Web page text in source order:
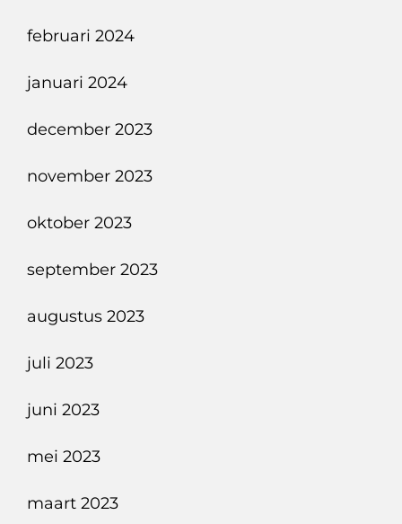
februari 2024
januari 2024
december 2023
november 2023
oktober 2023
september 2023
augustus 2023
juli 2023
juni 2023
mei 2023
maart 2023